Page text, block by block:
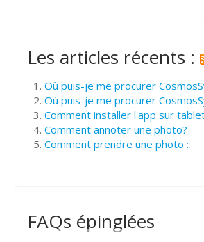
Les articles récents :
Où puis-je me procurer
Où puis-je me procurer
Comment installer l'app sur
Comment annoter une photo?
Comment prendre une photo :
FAQs épinglées